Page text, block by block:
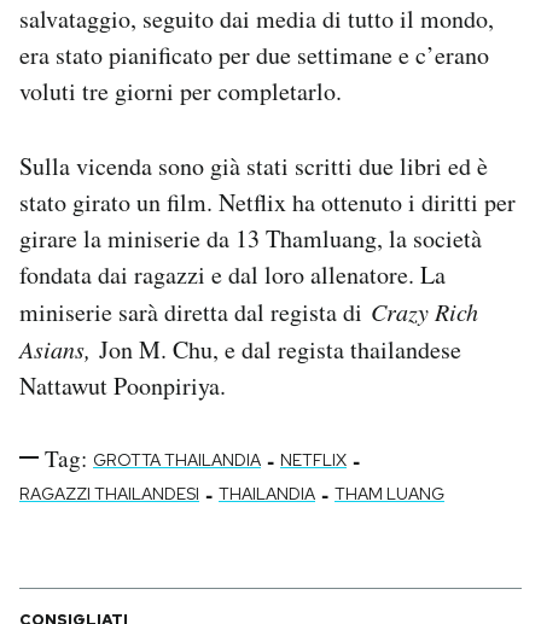
Esci
salvataggio, seguito dai media di tutto il mondo,
era stato pianificato per due settimane e c’erano
voluti tre giorni per completarlo.
Sulla vicenda sono già stati scritti due libri ed è
stato girato un film. Netflix ha ottenuto i diritti per
girare la miniserie da 13 Thamluang, la società
fondata dai ragazzi e dal loro allenatore. La
miniserie sarà diretta dal regista di Crazy Rich
Asians, Jon M. Chu, e dal regista thailandese
Nattawut Poonpiriya.
Tag: GROTTA THAILANDIA - NETFLIX -
RAGAZZI THAILANDESI - THAILANDIA - THAM LUANG
CONSIGLIATI